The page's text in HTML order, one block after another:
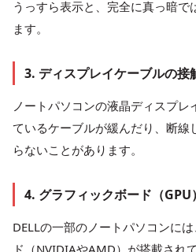
うっすら表示と、完全に真っ暗で
ます。
3. ディスプレイケーブルの接
ノートパソコンの液晶ディスプ
ているケーブルが緩んだり、断線
らないことがあります。
4. グラフィックボード（GPU
DELLの一部のノートパソコンに
ド（NVIDIAやAMD）が搭載され